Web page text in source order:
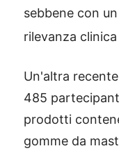
sebbene con
rilevanza clinica
Un'altra
485
prodotti
gomme da